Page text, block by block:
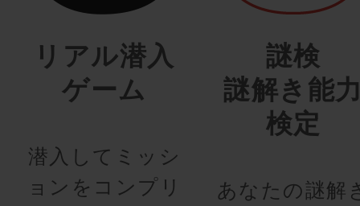
リアル潜入
ゲーム
潜入してミッシ
ョンをコンプリ
謎検
謎解き能
検定
あなたの謎解